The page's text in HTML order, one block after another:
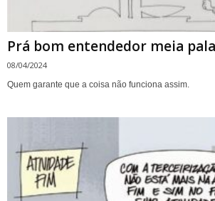
Prá bom entendedor meia
08/04/2024
Quem garante que a coisa não funciona assim.